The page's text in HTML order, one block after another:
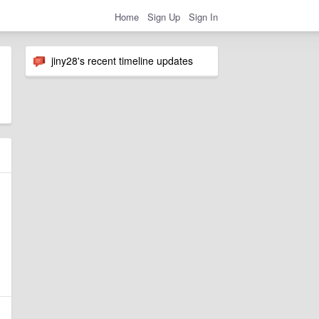
Home Sign Up Sign In
jiny28's recent timeline updates